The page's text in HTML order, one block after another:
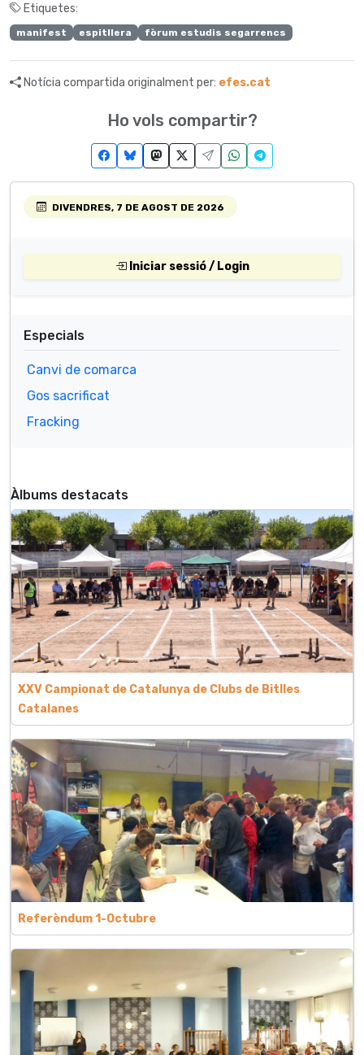
Etiquetes:
manifest espitllera fòrum estudis segarrencs
Notícia compartida originalment per: efes.cat
Ho vols compartir?
DIVENDRES, 7 DE AGOST DE 2026
Iniciar sessió / Login
Especials
Canvi de comarca
Gos sacrificat
Fracking
Àlbums destacats
XXV Campionat de Catalunya de Clubs de Bitlles
Catalanes
Referèndum 1-Octubre